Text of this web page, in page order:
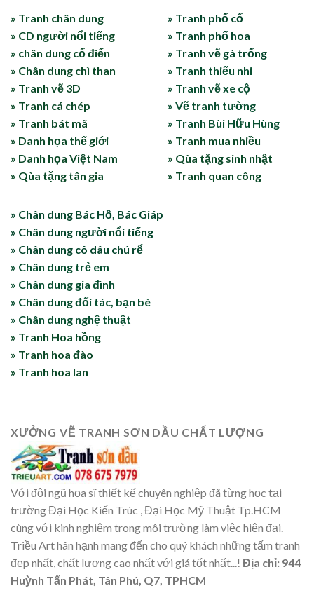
» Tranh chân dung
» CD người nổi tiếng
» chân dung cổ điển
» Chân dung chì than
» Tranh vẽ 3D
» Tranh cá chép
» Tranh bát mã
» Danh họa thế giới
» Danh họa Việt Nam
» Qùa tặng tân gia
» Tranh phố cổ
» Tranh phố hoa
» Tranh vẽ gà trống
» Tranh thiếu nhi
» Tranh vẽ xe cộ
» Vẽ tranh tường
» Tranh Bùi Hữu Hùng
» Tranh mua nhiều
» Qùa tặng sinh nhật
» Tranh quan công
» Chân dung Bác Hồ, Bác Giáp
» Chân dung người nổi tiếng
» Chân dung cô dâu chú rể
» Chân dung trẻ em
» Chân dung gia đình
» Chân dung đối tác, bạn bè
» Chân dung nghệ thuật
» Tranh Hoa hồng
» Tranh hoa đào
» Tranh hoa lan
XƯỞNG VẼ TRANH SƠN DẦU CHẤT LƯỢNG
Với đội ngũ họa sĩ thiết kế chuyên nghiệp đã từng học tại
trường Đại Học Kiến Trúc , Đại Học Mỹ Thuật Tp.HCM
cùng với kinh nghiệm trong môi trường làm việc hiện đại.
Triều Art hân hạnh mang đến cho quý khách những tấm tranh
đẹp nhất, chất lượng cao nhất với giá tốt nhất...! Địa chỉ: 944
Huỳnh Tấn Phát, Tân Phú, Q7, TPHCM